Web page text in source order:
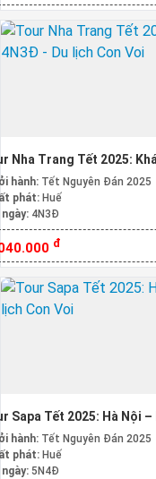
Nha Trang Tết 2025:
hành: Tết Nguyên Đán 2025
phát: Huế
4N3Đ
đ
Sapa Tết 2025: Hà Nội
hành: Tết Nguyên Đán 2025
phát: Huế
5N4Đ